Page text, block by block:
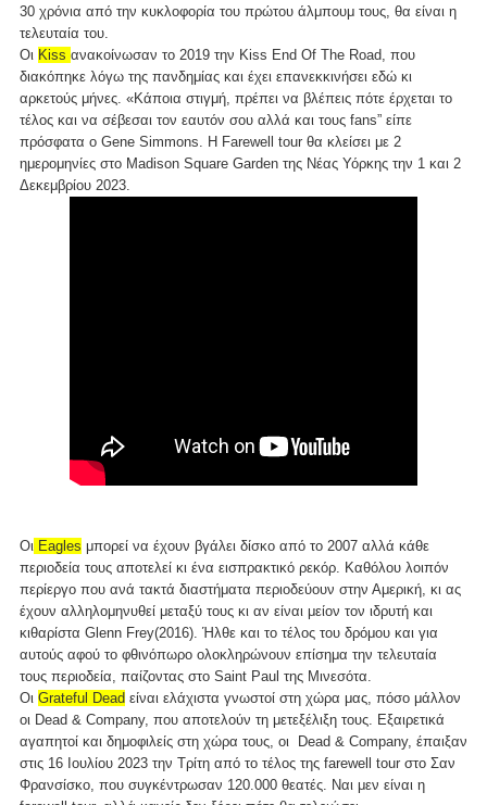
30 χρόνια από την κυκλοφορία του πρώτου άλμπουμ τους, θα είναι η
τελευταία του.
Οι Kiss ανακοίνωσαν το 2019 την Kiss End Of The Road, που
διακόπηκε λόγω της πανδημίας και έχει επανεκκινήσει εδώ κι
αρκετούς μήνες. «Κάποια στιγμή, πρέπει να βλέπεις πότε έρχεται το
τέλος και να σέβεσαι τον εαυτόν σου αλλά και τους fans” είπε
πρόσφατα ο Gene Simmons. H Farewell tour θα κλείσει με 2
ημερομηνίες στο Madison Square Garden της Νέας Υόρκης την 1 και 2
Δεκεμβρίου 2023.
Οι Eagles μπορεί να έχουν βγάλει δίσκο από το 2007 αλλά κάθε
περιοδεία τους αποτελεί κι ένα εισπρακτικό ρεκόρ. Καθόλου λοιπόν
περίεργο που ανά τακτά διαστήματα περιοδεύουν στην Αμερική, κι ας
έχουν αλληλομηνυθεί μεταξύ τους κι αν είναι μείον τον ιδρυτή και
κιθαρίστα Glenn Frey(2016). Ήλθε και το τέλος του δρόμου και για
αυτούς αφού το φθινόπωρο ολοκληρώνουν επίσημα την τελευταία
τους περιοδεία, παίζοντας στο Saint Paul της Μινεσότα.
Οι Grateful Dead είναι ελάχιστα γνωστοί στη χώρα μας, πόσο μάλλον
οι Dead & Company, που αποτελούν τη μετεξέλιξη τους. Εξαιρετικά
αγαπητοί και δημοφιλείς στη χώρα τους, οι Dead & Company, έπαιξαν
στις 16 Ιουλίου 2023 την Τρίτη από το τέλος της farewell tour στο Σαν
Φρανσίσκο, που συγκέντρωσαν 120.000 θεατές. Ναι μεν είναι η